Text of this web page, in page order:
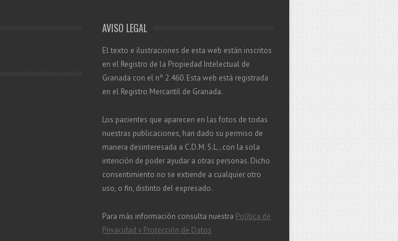
AVISO LEGAL
El texto e ilustraciones de esta web están inscritos
en el Registro de la Propiedad Intelectual de
Granada con el nº 2.460. Esta web está registrada
en el Registro Mercantil de Granada.
Los pacientes que aparecen en las fotos de todas
nuestras publicaciones, han dado su permiso de
manera desinteresada a C.D.M. S.L., con la sola
intención de poder ayudar a otras personas. Dicho
consentimiento no se extiende a cualquier otro
uso, o fin, distinto del expresado.
Para más información consulta nuestra Política de
Privacidad y Protección de Datos